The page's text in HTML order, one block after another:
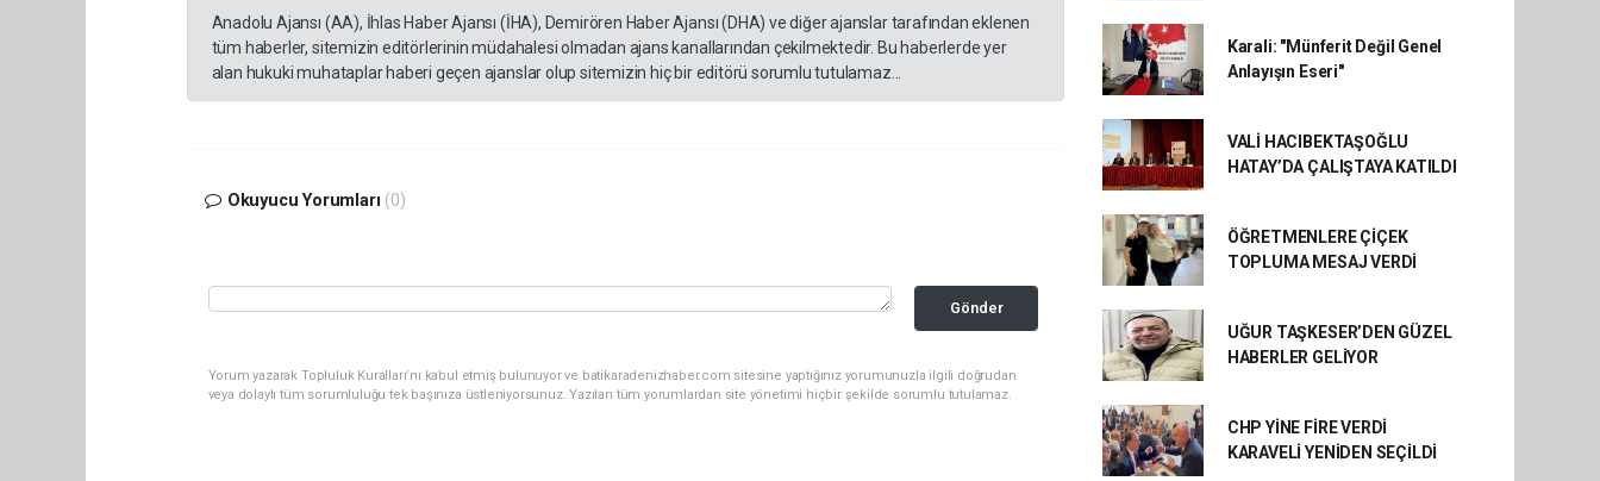
Anadolu Ajansı (AA), İhlas Haber Ajansı (İHA), Demirören Haber Ajansı (DHA) ve diğer ajanslar tarafından eklenen
tüm haberler, sitemizin editörlerinin müdahalesi olmadan ajans kanallarından çekilmektedir. Bu haberlerde yer
alan hukuki muhataplar haberi geçen ajanslar olup sitemizin hiç bir editörü sorumlu tutulamaz...
Okuyucu Yorumları (0)
Gönder
Yorum yazarak Topluluk Kuralları’nı kabul etmiş bulunuyor ve batikaradenizhaber.com sitesine yaptığınız yorumunuzla ilgili doğrudan
veya dolaylı tüm sorumluluğu tek başınıza üstleniyorsunuz. Yazılan tüm yorumlardan site yönetimi hiçbir şekilde sorumlu tutulamaz.
Karali: "Münferit Değil Genel
Anlayışın Eseri"
VALİ HACIBEKTAŞOĞLU
HATAY’DA ÇALIŞTAYA KATILDI
ÖĞRETMENLERE ÇİÇEK
TOPLUMA MESAJ VERDİ
UĞUR TAŞKESER’DEN GÜZEL
HABERLER GELİYOR
CHP YİNE FİRE VERDİ
KARAVELİ YENİDEN SEÇİLDİ